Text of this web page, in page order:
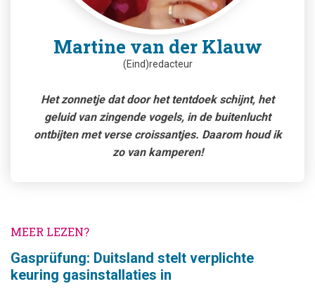
Martine van der Klauw
(Eind)redacteur
Het zonnetje dat door het tentdoek schijnt, het
geluid van zingende vogels, in de buitenlucht
ontbijten met verse croissantjes. Daarom houd ik
zo van kamperen!
MEER LEZEN?
Gasprüfung: Duitsland stelt verplichte
keuring gasinstallaties in